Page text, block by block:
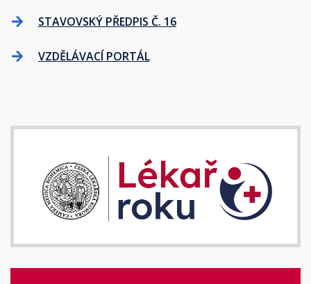
STAVOVSKÝ PŘEDPIS Č. 16
VZDĚLÁVACÍ PORTÁL